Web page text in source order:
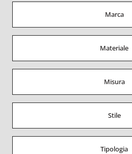
Marca
Materiale
Misura
Stile
Tipologia